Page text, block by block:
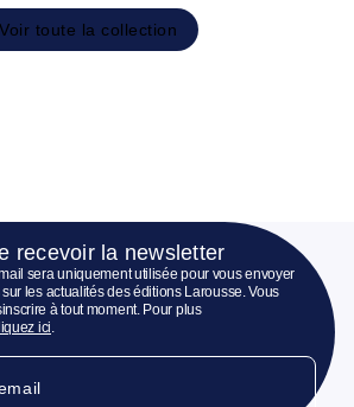
Voir toute la collection
recevoir la newsletter
sera uniquement utilisée pour vous envoyer
les actualités des éditions Larousse. Vous
à tout moment. Pour plus
ici